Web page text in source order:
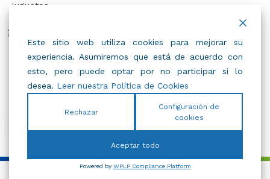
Juguetes
Trabaja con Nosotros
Este sitio web utiliza cookies para mejorar su
experiencia. Asumiremos que está de acuerdo con
esto, pero puede optar por no participar si lo
desea. Leer nuestra Política de Cookies
Rechazar
Configuración de
cookies
Aceptar todo
Powered by WPLP Compliance Platform